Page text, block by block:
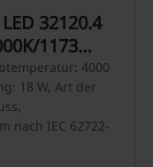
32120.4
1173
AC
4000
18 W, Art der
nach IEC 62722-